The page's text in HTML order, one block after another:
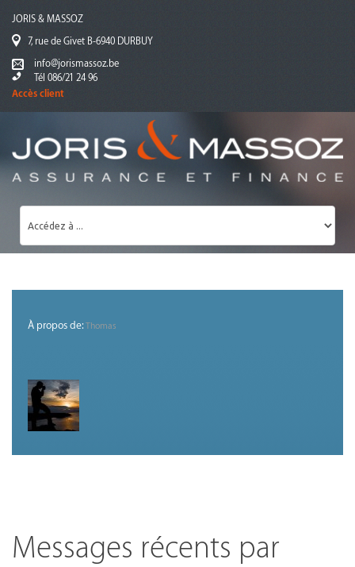
JORIS & MASSOZ
7, rue de Givet B-6940 DURBUY
info@jorismassoz.be
Tél 086/21 24 96
Accès client
À propos de: Thomas
Messages récents par